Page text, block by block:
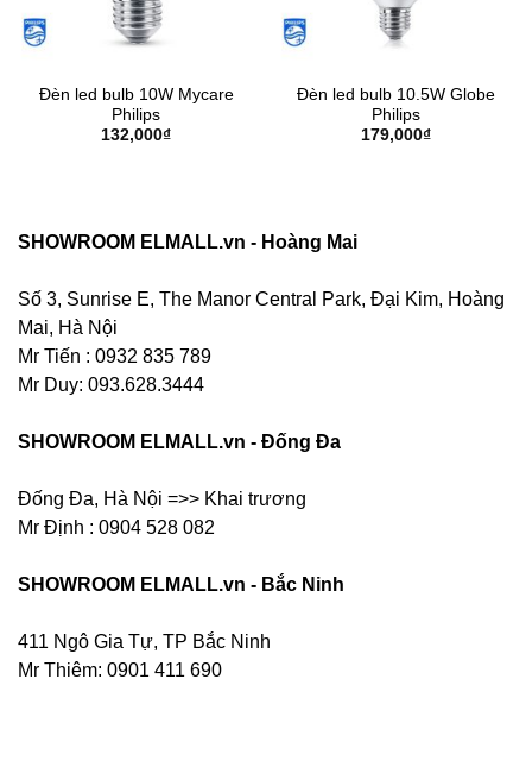
Đèn led bulb 10W Mycare
Philips
132,000₫
Đèn led bulb 10.5W Globe
Philips
179,000₫
SHOWROOM ELMALL.vn - Hoàng Mai
Số 3, Sunrise E, The Manor Central Park, Đại Kim, Hoàng
Mai, Hà Nội
Mr Tiến : 0932 835 789
Mr Duy: 093.628.3444
SHOWROOM ELMALL.vn - Đống Đa
Đống Đa, Hà Nội =>> Khai trương
Mr Định : 0904 528 082
SHOWROOM ELMALL.vn - Bắc Ninh
411 Ngô Gia Tự, TP Bắc Ninh
Mr Thiêm: 0901 411 690